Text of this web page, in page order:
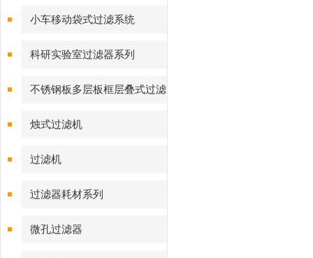
小车移动袋式过滤系统
科研实验室过滤器系列
不锈钢板多层板框层叠式过滤
器系列
烛式过滤机
过滤机
过滤器耗材系列
微孔过滤器